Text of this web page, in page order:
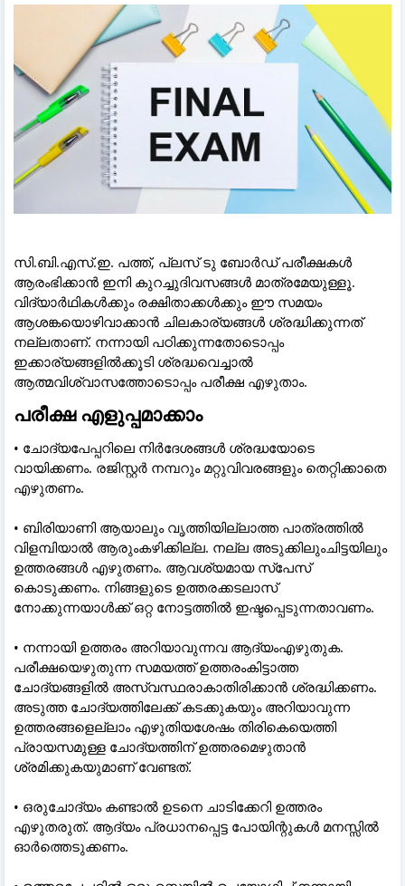
സി.ബി.എസ്.ഇ. പത്ത്, പ്ലസ് ടു ബോർഡ് പരീക്ഷകൾ
ആരംഭിക്കാൻ ഇനി കുറച്ചുദിവസങ്ങൾ മാത്രമേയുള്ളൂ.
വിദ്യാർഥികൾക്കും രക്ഷിതാക്കൾക്കും ഈ സമയം
ആശങ്കയൊഴിവാക്കാൻ ചിലകാര്യങ്ങൾ ശ്രദ്ധിക്കുന്നത്
നല്ലതാണ്. നന്നായി പഠിക്കുന്നതോടൊപ്പം
ഇക്കാര്യങ്ങളിൽക്കൂടി ശ്രദ്ധവെച്ചാൽ
ആത്മവിശ്വാസത്തോടൊപ്പം പരീക്ഷ എഴുതാം.
പരീക്ഷ എളുപ്പമാക്കാം
• ചോദ്യപേപ്പറിലെ നിർദേശങ്ങൾ ശ്രദ്ധയോടെ
വായിക്കണം. രജിസ്റ്റർ നമ്പറും മറ്റുവിവരങ്ങളും തെറ്റിക്കാതെ
എഴുതണം.
• ബിരിയാണി ആയാലും വൃത്തിയില്ലാത്ത പാത്രത്തിൽ
വിളമ്പിയാൽ ആരുംകഴിക്കില്ല. നല്ല അടുക്കിലുംചിട്ടയിലും
ഉത്തരങ്ങൾ എഴുതണം. ആവശ്യമായ സ്പേസ്
കൊടുക്കണം. നിങ്ങളുടെ ഉത്തരക്കടലാസ്
നോക്കുന്നയാൾക്ക് ഒറ്റ നോട്ടത്തിൽ ഇഷ്ടപ്പെടുന്നതാവണം.
• നന്നായി ഉത്തരം അറിയാവുന്നവ ആദ്യംഎഴുതുക.
പരീക്ഷയെഴുതുന്ന സമയത്ത് ഉത്തരംകിട്ടാത്ത
ചോദ്യങ്ങളിൽ അസ്വസ്ഥരാകാതിരിക്കാൻ ശ്രദ്ധിക്കണം.
അടുത്ത ചോദ്യത്തിലേക്ക് കടക്കുകയും അറിയാവുന്ന
ഉത്തരങ്ങളെല്ലാം എഴുതിയശേഷം തിരികെയെത്തി
പ്രായസമുള്ള ചോദ്യത്തിന് ഉത്തരമെഴുതാൻ
ശ്രമിക്കുകയുമാണ് വേണ്ടത്.
• ഒരുചോദ്യം കണ്ടാൽ ഉടനെ ചാടിക്കേറി ഉത്തരം
എഴുതരുത്. ആദ്യം പ്രധാനപ്പെട്ട പോയിന്റുകൾ മനസ്സിൽ
ഓർത്തെടുക്കണം.